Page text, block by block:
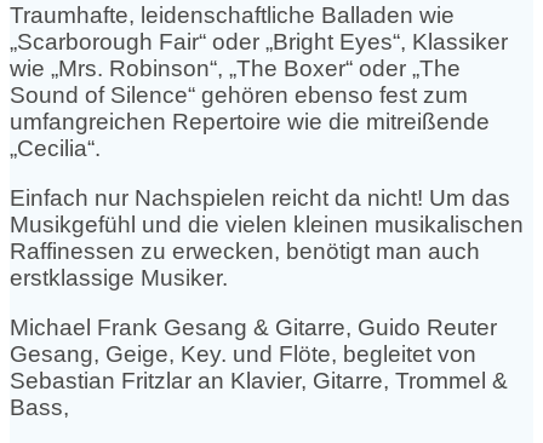
Traumhafte, leidenschaftliche Balladen wie
„Scarborough Fair“ oder „Bright Eyes“, Klassiker
wie „Mrs. Robinson“, „The Boxer“ oder „The
Sound of Silence“ gehören ebenso fest zum
umfangreichen Repertoire wie die mitreißende
„Cecilia“.
Einfach nur Nachspielen reicht da nicht! Um das
Musikgefühl und die vielen kleinen musikalischen
Raffinessen zu erwecken, benötigt man auch
erstklassige Musiker.
Michael Frank Gesang & Gitarre, Guido Reuter
Gesang, Geige, Key. und Flöte, begleitet von
Sebastian Fritzlar an Klavier, Gitarre, Trommel &
Bass,